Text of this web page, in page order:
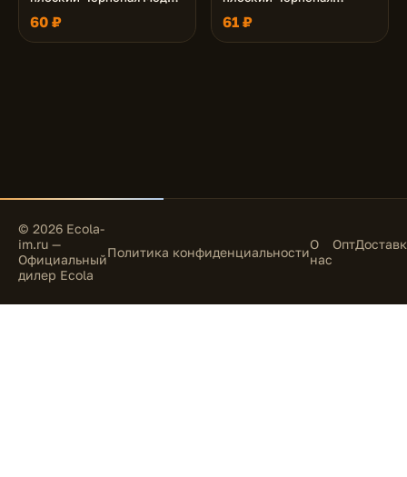
30x80 - 2pack (кd74)
60 ₽
Бронза 30x80 (кd74)
61 ₽
© 2026 Ecola-
im.ru —
Официальный
дилер Ecola
Политика конфиденциальностиО
нас
Опт